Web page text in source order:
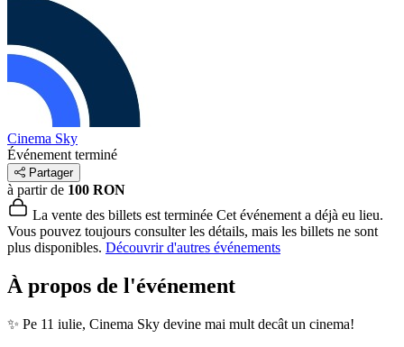
Cinema Sky
Événement terminé
Partager
à partir de 100 RON
La vente des billets est terminée Cet événement a déjà eu lieu.
Vous pouvez toujours consulter les détails, mais les billets ne sont
plus disponibles. Découvrir d'autres événements
À propos de l'événement
✨ Pe 11 iulie, Cinema Sky devine mai mult decât un cinema!